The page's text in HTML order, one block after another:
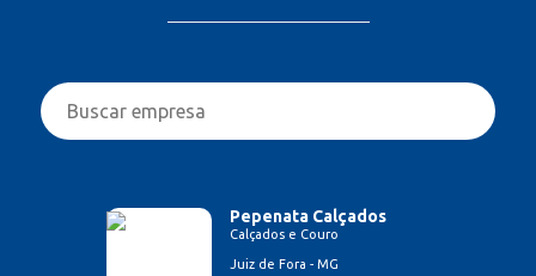
Pepenata Calçados
Calçados e Couro
Juiz de Fora - MG